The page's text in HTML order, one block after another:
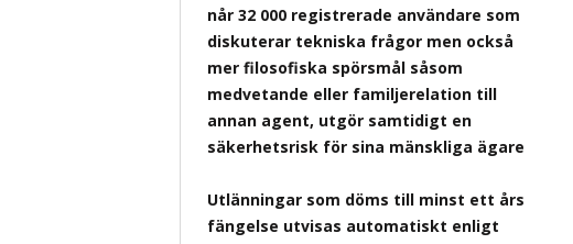
når 32 000 registrerade användare som
diskuterar tekniska frågor men också
mer filosofiska spörsmål såsom
medvetande eller familjerelation till
annan agent, utgör samtidigt en
säkerhetsrisk för sina mänskliga ägare
Utlänningar som döms till minst ett års
fängelse utvisas automatiskt enligt